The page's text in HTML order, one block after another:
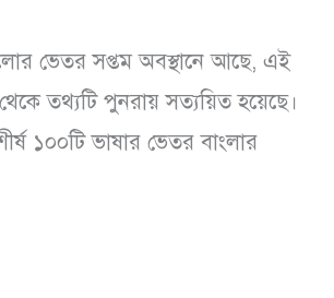
ভেতর সপ্তম অবস্থানে আছে, এই
তথ্যটি পুনরায় সত্যয়িত হয়েছে।
১০০টি ভাষার ভেতর বাংলার